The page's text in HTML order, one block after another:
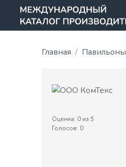
Главная Павильоны
Оценка: 0 из 5
Голосов: 0